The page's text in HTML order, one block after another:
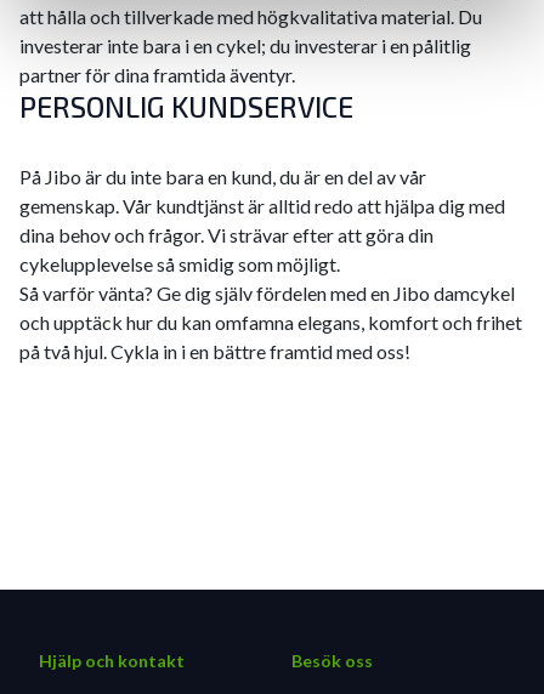
att hålla och tillverkade med högkvalitativa material. Du
investerar inte bara i en cykel; du investerar i en pålitlig
partner för dina framtida äventyr.
PERSONLIG KUNDSERVICE
På Jibo är du inte bara en kund, du är en del av vår
gemenskap. Vår kundtjänst är alltid redo att hjälpa dig med
dina behov och frågor. Vi strävar efter att göra din
cykelupplevelse så smidig som möjligt.
Så varför vänta? Ge dig själv fördelen med en Jibo damcykel
och upptäck hur du kan omfamna elegans, komfort och frihet
på två hjul. Cykla in i en bättre framtid med oss!
Hjälp och kontakt Besök oss